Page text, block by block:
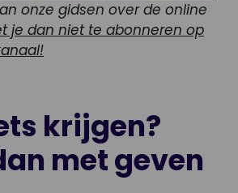
onze gidsen over de online
je dan niet te abonneren op
krijgen?
met geven